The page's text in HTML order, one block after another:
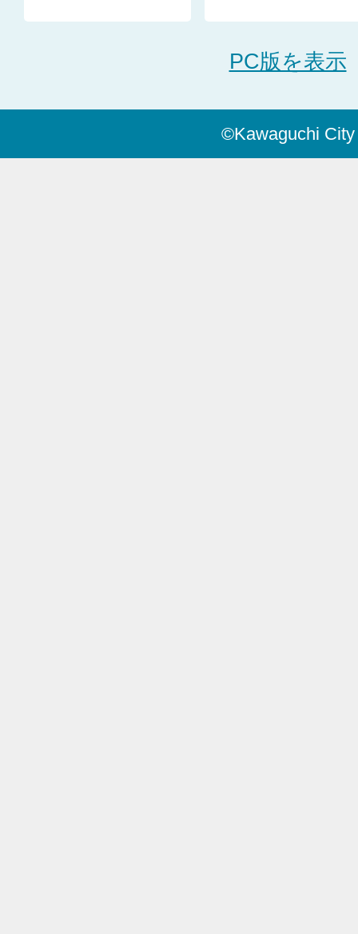
PC版を表示
©Kawaguchi City